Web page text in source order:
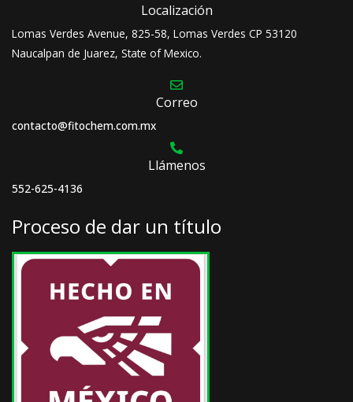
Localización
Lomas Verdes Avenue, 825-58, Lomas Verdes CP 53120
Naucalpan de Juarez, State of Mexico.
Correo
contacto@fitochem.com.mx
Llámenos
552-625-4136
Proceso de dar un título